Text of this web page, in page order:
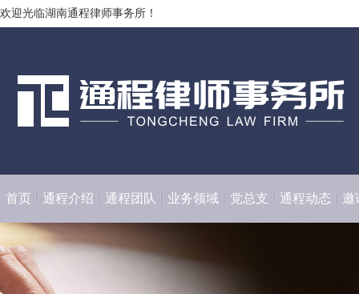
欢迎光临湖南通程律师事务所！
首页 通程介绍 通程团队 业务领域 党总支 通程动态 邀